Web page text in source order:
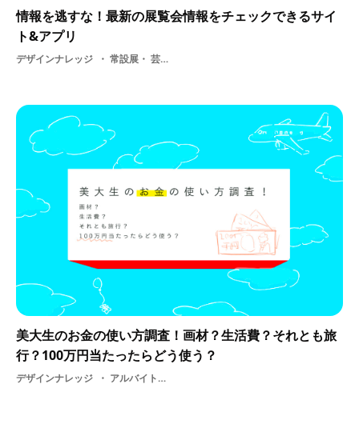
情報を逃すな！最新の展覧会情報をチェックできるサイ
ト&アプリ
デザインナレッジ 常設展・ 芸術・ アプリ・ デザイン・ サイト・ アート・ 企画展・ 学生・ 展示
美大生のお金の使い方調査！画材？生活費？それとも旅
行？100万円当たったらどう使う？
デザインナレッジ アルバイト・ 美術・ アンケート・ 芸術・ 作品・ 大学・ 美大生・ 大学生・ デザイン・ 学生・ アート・ 授業・ お金・ 暮らし・ 美大生アンケート・ 画材・ 制作・ 絵・ 美大